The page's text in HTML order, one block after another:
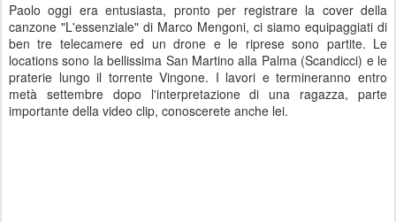
Paolo oggi era entusiasta, pronto per registrare la cover della
canzone "L'essenziale" di Marco Mengoni, ci siamo equipaggiati di
ben tre telecamere ed un drone e le riprese sono partite. Le
locations sono la bellissima San Martino alla Palma (Scandicci) e le
praterie lungo il torrente Vingone. I lavori e termineranno entro
metà settembre dopo l'interpretazione di una ragazza, parte
importante della video clip, conoscerete anche lei.